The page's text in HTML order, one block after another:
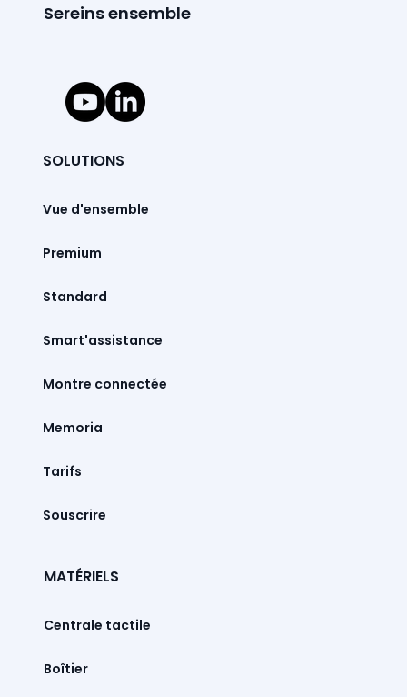
Sereins ensemble
SOLUTIONS
Vue d'ensemble
Premium
Standard
Smart'assistance
Montre connectée
Memoria
Tarifs
Souscrire
MATÉRIELS
Centrale tactile
Boîtier